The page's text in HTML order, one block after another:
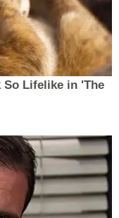
So Lifelike in 'The